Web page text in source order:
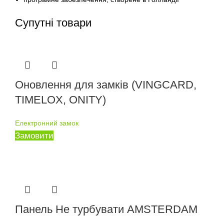
Супутні товари
Оновлення для замків (VINGCARD,
TIMELOX, ONITY)
Електронний замок
Замовити
Панель Не турбувати AMSTERDAM